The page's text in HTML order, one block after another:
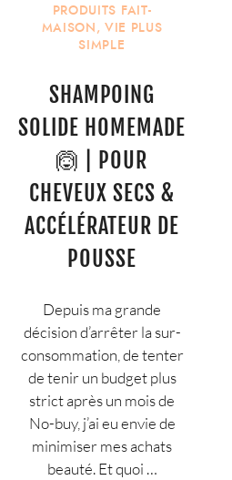
PRODUITS FAIT-
MAISON, VIE PLUS
SIMPLE
SHAMPOING
SOLIDE HOMEMADE
🙆 | POUR
CHEVEUX SECS &
ACCÉLÉRATEUR DE
POUSSE
Depuis ma grande
décision d’arrêter la sur-
consommation, de tenter
de tenir un budget plus
strict après un mois de
No-buy, j’ai eu envie de
minimiser mes achats
beauté. Et quoi …